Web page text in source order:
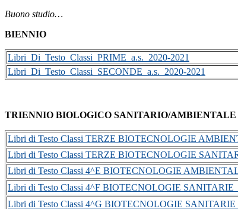
Buono studio…
BIENNIO
Libri_Di_Testo_Classi_PRIME_a.s._2020-2021
Libri_Di_Testo_Classi_SECONDE_a.s._2020-2021
TRIENNIO BIOLOGICO SANITARIO/AMBIENTALE
Libri di Testo Classi TERZE BIOTECNOLOGIE
Libri di Testo Classi TERZE BIOTECNOLOGIE
Libri di Testo Classi 4^E BIOTECNOLOGIE
Libri di Testo Classi 4^F BIOTECNOLOGIE
Libri di Testo Classi 4^G BIOTECNOLOGIE